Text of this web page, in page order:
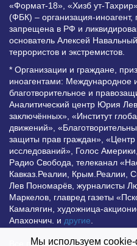
«Формат-18», «Хизб ут-
(ФБК) – организация-иноагент,
запрещена в РФ и
основатель Алексей
террористов и экстремистов.
* Организации и граждане,
иноагентами: Международное
благотворительное и
Аналитический центр Юрия
заключённых», «Институт
движений»,
защиты прав граждан», «Центр
исследований», Голос
Радио Свобода, телеканал
Кавказ.Реалии, Крым.Реалии,
Лев Пономарёв, журналисты
Маркелов, главред газеты
Камалягин, художница-
Апахончич. и другие.
Все права защищены и
Мы используем